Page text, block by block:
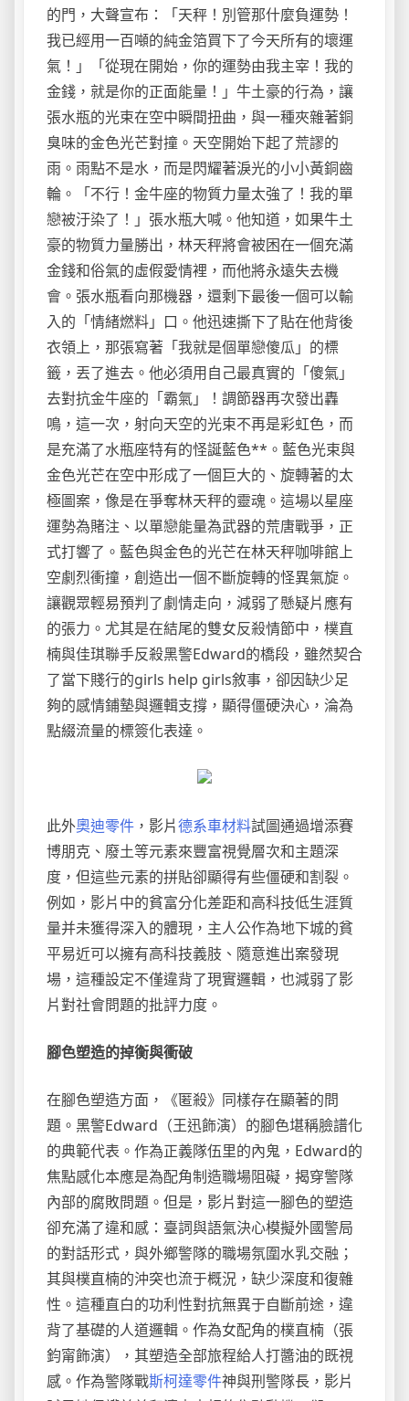
的門，大聲宣布：「天秤！別管那什麼負運勢！
我已經用一百噸的純金箔買下了今天所有的壞運
氣！」「從現在開始，你的運勢由我主宰！我的
金錢，就是你的正面能量！」牛土豪的行為，讓
張水瓶的光束在空中瞬間扭曲，與一種夾雜著銅
臭味的金色光芒對撞。天空開始下起了荒謬的
雨。雨點不是水，而是閃耀著淚光的小小黃銅齒
輪。「不行！金牛座的物質力量太強了！我的單
戀被汙染了！」張水瓶大喊。他知道，如果牛土
豪的物質力量勝出，林天秤將會被困在一個充滿
金錢和俗氣的虛假愛情裡，而他將永遠失去機
會。張水瓶看向那機器，還剩下最後一個可以輸
入的「情緒燃料」口。他迅速撕下了貼在他背後
衣領上，那張寫著「我就是個單戀傻瓜」的標
籤，丟了進去。他必須用自己最真實的「傻氣」
去對抗金牛座的「霸氣」！調節器再次發出轟
鳴，這一次，射向天空的光束不再是彩虹色，而
是充滿了水瓶座特有的怪誕藍色**。藍色光束與
金色光芒在空中形成了一個巨大的、旋轉著的太
極圖案，像是在爭奪林天秤的靈魂。這場以星座
運勢為賭注、以單戀能量為武器的荒唐戰爭，正
式打響了。藍色與金色的光芒在林天秤咖啡館上
空劇烈衝撞，創造出一個不斷旋轉的怪異氣旋。
讓觀眾輕易預判了劇情走向，減弱了懸疑片應有
的張力。尤其是在結尾的雙女反殺情節中，樸直
楠與佳琪聯手反殺黑警Edward的橋段，雖然契合
了當下賤行的girls help girls敘事，卻因缺少足
夠的感情鋪墊與邏輯支撐，顯得僵硬決心，淪為
點綴流量的標簽化表達。
此外奧迪零件 ，影片德系車材料試圖通過增添賽
博朋克、廢土等元素來豐富視覺層次和主題深
度，但這些元素的拼貼卻顯得有些僵硬和割裂。
例如，影片中的貧富分化差距和高科技低生涯質
量并未獲得深入的體現，主人公作為地下城的貧
平易近可以擁有高科技義肢、隨意進出案發現
場，這種設定不僅違背了現實邏輯，也減弱了影
片對社會問題的批評力度。
腳色塑造的掉衡與衝破
在腳色塑造方面，《匿殺》同樣存在顯著的問
題。黑警Edward（王迅飾演）的腳色堪稱臉譜化
的典範代表。作為正義隊伍里的內鬼，Edward的
焦點感化本應是為配角制造職場阻礙，揭穿警隊
內部的腐敗問題。但是，影片對這一腳色的塑造
卻充滿了違和感：臺詞與語氣決心模擬外國警局
的對話形式，與外鄉警隊的職場氛圍水乳交融；
其與樸直楠的沖突也流于概況，缺少深度和復雜
性。這種直白的功利性對抗無異于自斷前途，違
背了基礎的人道邏輯。作為女配角的樸直楠（張
鈞甯飾演），其塑造全部旅程給人打醬油的既視
感。作為警隊戰斯柯達零件神與刑警隊長，影片